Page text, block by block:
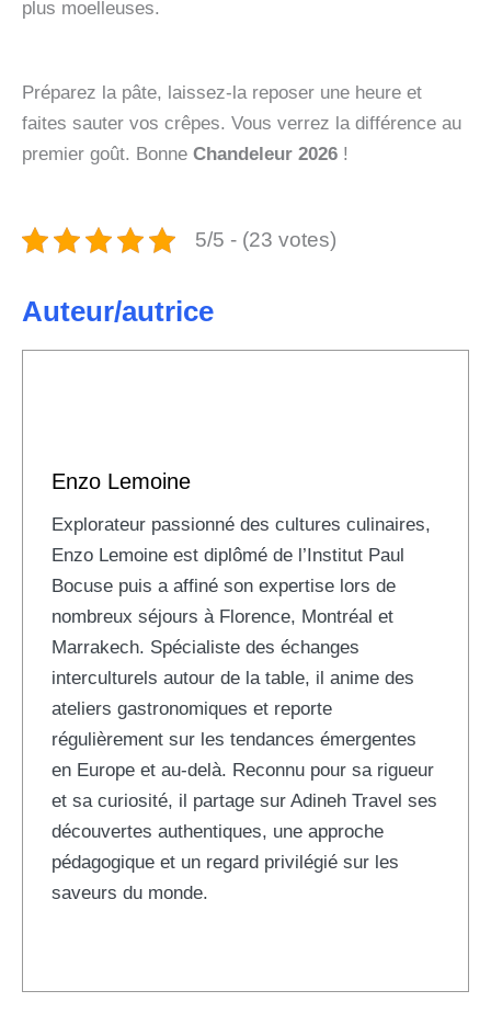
plus moelleuses.
Préparez la pâte, laissez-la reposer une heure et
faites sauter vos crêpes. Vous verrez la différence au
premier goût. Bonne Chandeleur 2026 !
5/5 - (23 votes)
Auteur/autrice
Enzo Lemoine
Explorateur passionné des cultures culinaires,
Enzo Lemoine est diplômé de l’Institut Paul
Bocuse puis a affiné son expertise lors de
nombreux séjours à Florence, Montréal et
Marrakech. Spécialiste des échanges
interculturels autour de la table, il anime des
ateliers gastronomiques et reporte
régulièrement sur les tendances émergentes
en Europe et au-delà. Reconnu pour sa rigueur
et sa curiosité, il partage sur Adineh Travel ses
découvertes authentiques, une approche
pédagogique et un regard privilégié sur les
saveurs du monde.